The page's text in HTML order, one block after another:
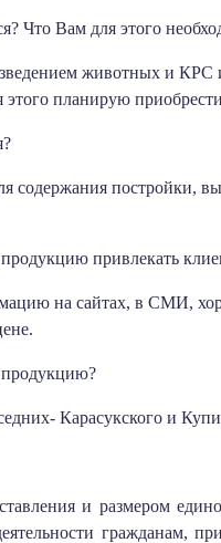
Что Вам для этого
животных и КРС
планирую
постройки,
привлекать
на сайтах, в СМИ,
продукцию?
Карасукского и
и размером
гражданам,